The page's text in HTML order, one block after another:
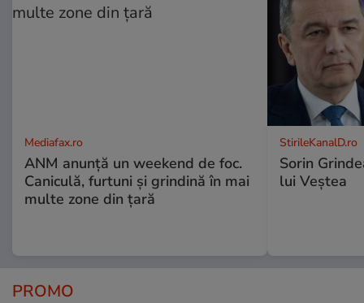
Mediafax.ro
ANM anunță un weekend de foc.
Caniculă, furtuni și grindină în mai
multe zone din țară
StirileKanalD.ro
Sorin
lui Veștea
PROMO